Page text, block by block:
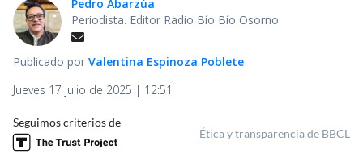
Pedro Abarzúa
Periodista. Editor Radio Bío Bío Osorno
Publicado por Valentina Espinoza Poblete
Jueves 17 julio de 2025 | 12:51
Seguimos criterios de
Ética y transparencia de BBCL